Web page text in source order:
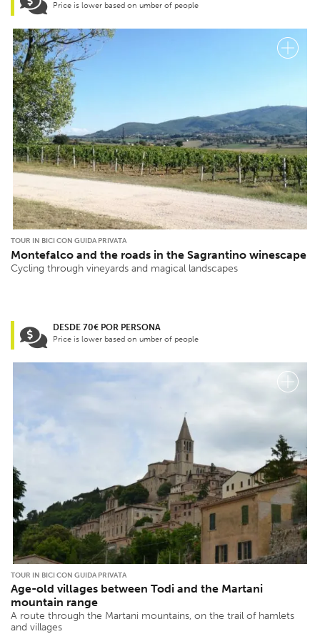
Price is lower based on umber of people
TOUR IN BICI CON GUIDA PRIVATA
Montefalco and the roads in the Sagrantino winescape
Cycling through vineyards and magical landscapes
DESDE 70€ POR PERSONA
Price is lower based on umber of people
TOUR IN BICI CON GUIDA PRIVATA
Age-old villages between Todi and the Martani
mountain range
A route through the Martani mountains, on the trail of hamlets
and villages